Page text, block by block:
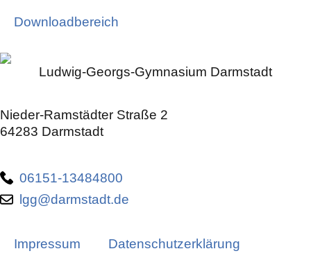
Ludwig-Georgs-Gymnasium Darmstadt
Nieder-Ramstädter Straße 2
64283 Darmstadt
06151-13484800
lgg@darmstadt.de
Impressum Datenschutzerklärung
Downloadbereich